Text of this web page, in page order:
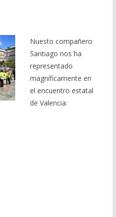
Nuesto compañero
Santiago nos ha
representado
magníficamente en
el encuentro estatal
de Valencia: